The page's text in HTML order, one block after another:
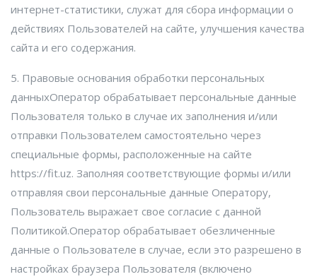
интернет-статистики, служат для сбора информации о
действиях Пользователей на сайте, улучшения качества
сайта и его содержания.
5. Правовые основания обработки персональных
данныхОператор обрабатывает персональные данные
Пользователя только в случае их заполнения и/или
отправки Пользователем самостоятельно через
специальные формы, расположенные на сайте
https://fit.uz. Заполняя соответствующие формы и/или
отправляя свои персональные данные Оператору,
Пользователь выражает свое согласие с данной
Политикой.Оператор обрабатывает обезличенные
данные о Пользователе в случае, если это разрешено в
настройках браузера Пользователя (включено